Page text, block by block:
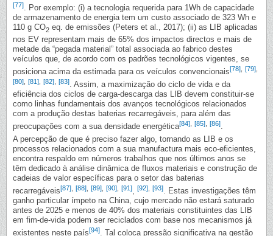
[77]. Por exemplo: (i) a tecnologia requerida para 1Wh de capacidade
de armazenamento de energia tem um custo associado de 323 Wh e
110 g CO2 eq. de emissões (Peters et al., 2017); (ii) as LIB aplicadas
nos EV representam mais de 65% dos impactos directos e mais de
metade da “pegada material” total associada ao fabrico destes
veículos que, de acordo com os padrões tecnológicos vigentes, se
posiciona acima da estimada para os veículos convencionais[78] [79]
[80] [81] [82] [83]. Assim, a maximização do ciclo de vida e da
eficiência dos ciclos de carga-descarga das LIB devem constituir-se
como linhas fundamentais dos avanços tecnológicos relacionados
com a produção destas baterias recarregáveis, para além das
preocupações com a sua densidade energética[84] [85] [86].
A percepção de que é preciso fazer algo, tornando as LIB e os
processos relacionados com a sua manufactura mais eco-eficientes,
encontra respaldo em números trabalhos que nos últimos anos se
têm dedicado à análise dinâmica de fluxos materiais e construção de
cadeias de valor específicas para o setor das baterias
recarregáveis[87] [88] [89] [90] [91], [92] [93]. Estas investigações têm
ganho particular ímpeto na China, cujo mercado não estará saturado
antes de 2025 e menos de 40% dos materiais constituintes das LIB
em fim-de-vida podem ser reciclados com base nos mecanismos já
existentes neste país[94]. Tal coloca pressão significativa na gestão